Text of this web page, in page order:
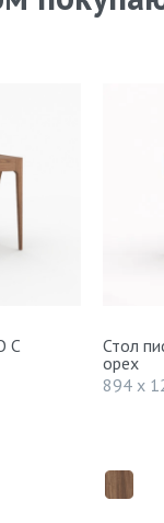
С
Стол
орех
894 x